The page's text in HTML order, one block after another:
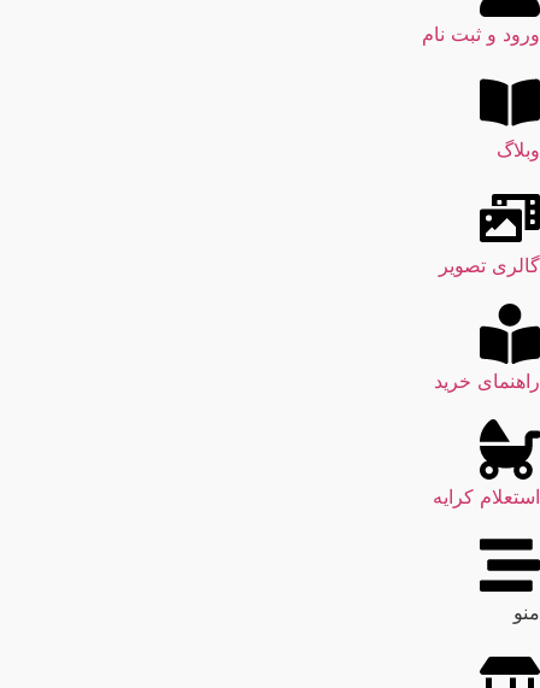
ورود و ثبت نام
وبلاگ
گالری تصویر
راهنمای خرید
استعلام کرایه
منو